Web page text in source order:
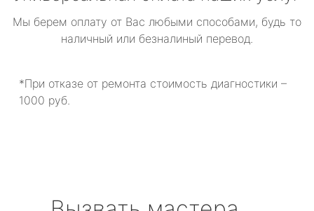
Мы берем оплату от Вас любыми способами, будь то
наличный или безналиный перевод.
*При отказе от ремонта стоимость диагностики –
1000 руб.